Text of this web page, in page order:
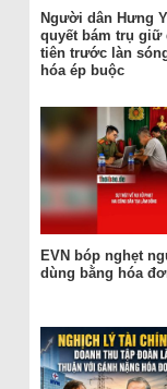
Người dân Hưng
quyết bám trụ giữ
tiên trước làn
hóa ép buộc
EVN bóp nghẹt
dùng bằng hóa